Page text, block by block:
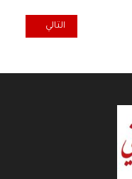
للتمتع بالاستقرار والأمان
المقال التالي:
التالي